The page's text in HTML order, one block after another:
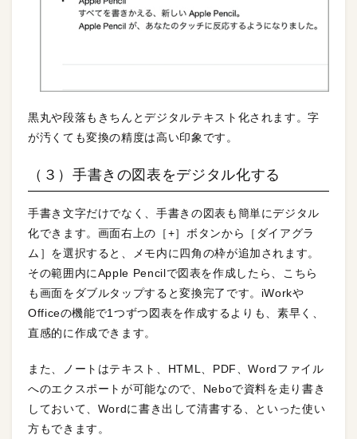
黒丸や段落もきちんとデジタルテキスト化されます。字
が汚くても変換の精度は高い印象です。
（３）手書きの図表をデジタル化する
手書き文字だけでなく、手書きの図表も簡単にデジタル
化できます。画面右上の［+］ボタンから［ダイアグラ
ム］を選択すると、メモ内に四角の枠が追加されます。
その範囲内にApple Pencilで図表を作成したら、こちら
も画面をダブルタップすると変換完了です。iWorkや
Officeの機能で1つずつ図表を作成するよりも、素早く、
直感的に作成できます。
また、ノートはテキスト、HTML、PDF、Wordファイル
へのエクスポートが可能なので、Neboで資料を走り書き
しておいて、Wordに書き出して清書する、といった使い
方もできます。